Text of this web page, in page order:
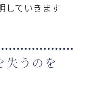
していきます
失うのを